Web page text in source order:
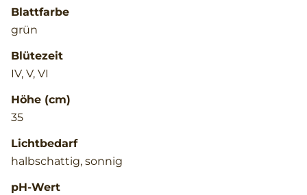
Blattfarbe
grün
Blütezeit
IV, V, VI
Höhe (cm)
35
Lichtbedarf
halbschattig, sonnig
pH-Wert